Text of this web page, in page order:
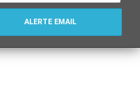
ALERTE EMAIL